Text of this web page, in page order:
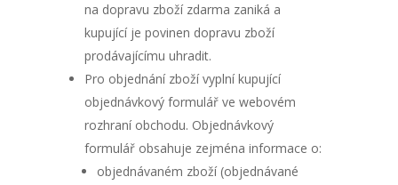
na dopravu zboží zdarma zaniká a
kupující je povinen dopravu zboží
prodávajícímu uhradit.
Pro objednání zboží vyplní kupující
objednávkový formulář ve webovém
rozhraní obchodu. Objednávkový
formulář obsahuje zejména informace o:
objednávaném zboží (objednávané